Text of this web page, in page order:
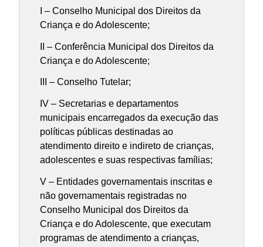
I – Conselho Municipal dos Direitos da
Criança e do Adolescente;
II – Conferência Municipal dos Direitos da
Criança e do Adolescente;
III – Conselho Tutelar;
IV – Secretarias e departamentos
municipais encarregados da execução das
políticas públicas destinadas ao
atendimento direito e indireto de crianças,
adolescentes e suas respectivas famílias;
V – Entidades governamentais inscritas e
não governamentais registradas no
Conselho Municipal dos Direitos da
Criança e do Adolescente, que executam
programas de atendimento a crianças,